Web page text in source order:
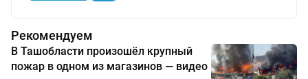
Рекомендуем
В Ташобласти произошёл крупный
пожар в одном из магазинов — видео